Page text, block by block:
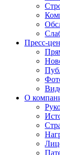
Пресс-
О